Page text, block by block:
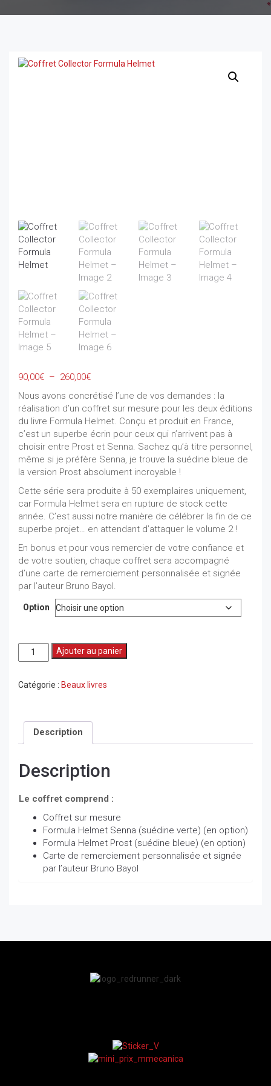
90,00€ – 260,00€Plage
prix :
90,00€
à
260,00€
Nous avons concrétisé l’une de vos demandes : la
réalisation d’un coffret sur mesure pour les deux éditions
du livre Formula Helmet. Conçu et produit en France,
c’est un superbe écrin pour ceux qui n’arrivent pas à
choisir entre Prost et Senna. Sachez qu’à titre personnel,
même si je préfère Senna, je trouve la suédine bleue de
la version Prost absolument incroyable !
Cette série sera produite à 50 exemplaires uniquement,
car Formula Helmet sera en rupture de stock cette
année. C’est aussi notre manière de célébrer la fin de ce
superbe projet… en attendant d’attaquer le volume 2 !
En bonus et pour vous remercier de votre confiance et
de votre soutien, chaque coffret sera accompagné
d’une carte de remerciement personnalisée et signée
par l’auteur Bruno Bayol.
Option
quantité
de
Collector
Ajouter au panier
Catégorie : Beaux livres
Description
Description
Le coffret comprend :
Coffret sur mesure
Formula Helmet Senna (suédine verte) (en option)
Formula Helmet Prost (suédine bleue) (en option)
Carte de remerciement personnalisée et signée
par l’auteur Bruno Bayol